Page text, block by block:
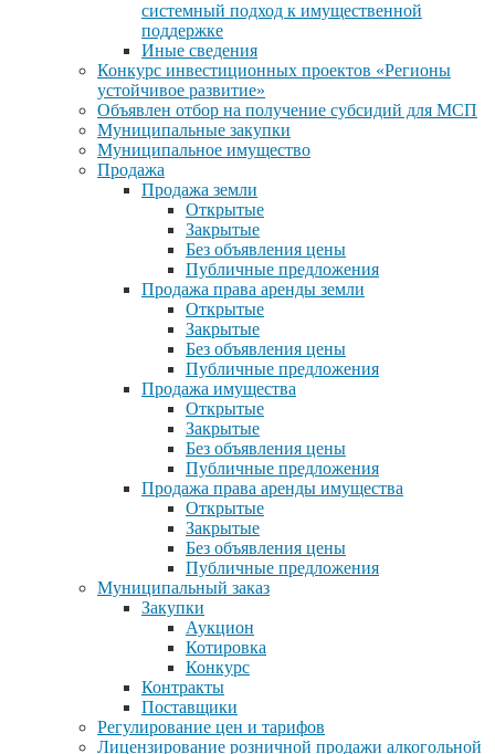
системный подход к имущественной
поддержке
Иные сведения
Конкурс инвестиционных проектов «Регионы
устойчивое развитие»
Объявлен отбор на получение субсидий для МСП
Муниципальные закупки
Муниципальное имущество
Продажа
Продажа земли
Открытые
Закрытые
Без объявления цены
Публичные предложения
Продажа права аренды земли
Открытые
Закрытые
Без объявления цены
Публичные предложения
Продажа имущества
Открытые
Закрытые
Без объявления цены
Публичные предложения
Продажа права аренды имущества
Открытые
Закрытые
Без объявления цены
Публичные предложения
Муниципальный заказ
Закупки
Аукцион
Котировка
Конкурс
Контракты
Поставщики
Регулирование цен и тарифов
Лицензирование розничной продажи алкогольной